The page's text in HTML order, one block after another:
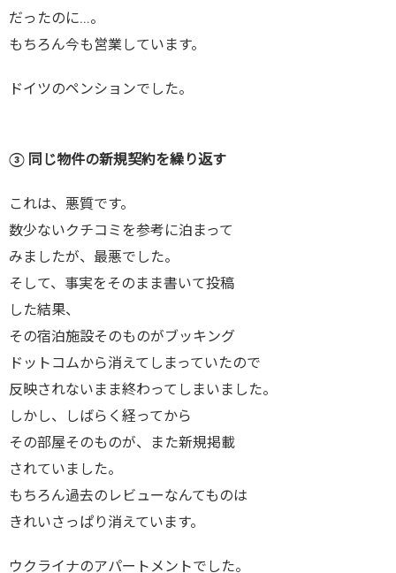
だったのに…。
もちろん今も営業しています。
ドイツのペンションでした。
③ 同じ物件の新規契約を繰り返す
これは、悪質です。
数少ないクチコミを参考に泊まって
みましたが、最悪でした。
そして、事実をそのまま書いて投稿
した結果、
その宿泊施設そのものがブッキング
ドットコムから消えてしまっていたので
反映されないまま終わってしまいました。
しかし、しばらく経ってから
その部屋そのものが、また新規掲載
されていました。
もちろん過去のレビューなんてものは
きれいさっぱり消えています。
ウクライナのアパートメントでした。